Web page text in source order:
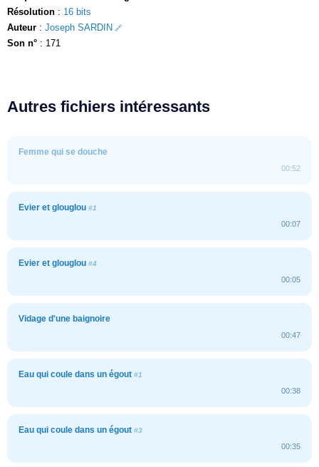
Résolution : 16 bits
Auteur : Joseph SARDIN
Son n° : 171
Autres fichiers intéressants
Femme qui se douche
00:52
Evier et glouglou #1
00:07
Evier et glouglou #4
00:05
Vidage d'une baignoire
00:47
Eau qui coule dans un égout #1
00:38
Eau qui coule dans un égout #3
00:35